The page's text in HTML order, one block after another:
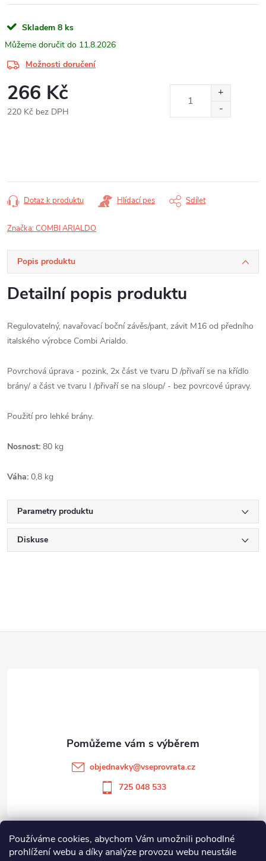
Používáme cookies, abychom Vám umožnili pohodlné
prohlížení webu a díky analýze provozu webu neustále
Skladem 8 ks
11.8.2026
Možnosti doručení
266 Kč
220 Kč bez DPH
Dotaz k produktu Hlídací pes Sdílet
Značka:COMBI ARIALDO
Popis produktu
Detailní popis produktu
Regulovatelný, navařovací boční závěs/pant, závit M16 od předního
italského výrobce Combi Arialdo.
Povrchová úprava - pozink, 2x část ve tvaru D /přivaří se na křídlo
brány/ a část ve tvaru I /přivaří se na sloup/ - bez povrcové úpravy.
Použití pro lehké brány.
Nosnost: 80 kg
Váha: 0,8 kg
Parametry produktu
Diskuse
objednavky@vseprovrata.cz
725 048 533
Informace pro vás